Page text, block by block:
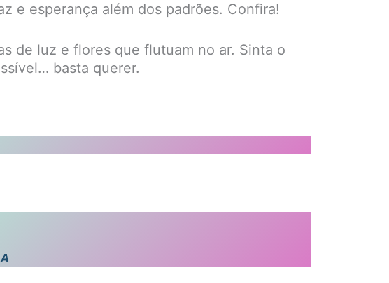
e esperança além dos padrões. Confira!
de luz e flores que flutuam no ar. Sinta o
basta querer.